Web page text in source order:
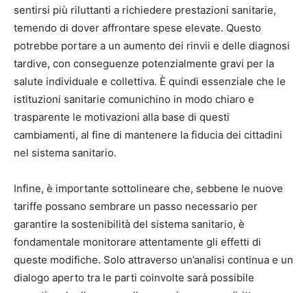
sentirsi più riluttanti a richiedere prestazioni sanitarie,
temendo di dover affrontare spese elevate. Questo
potrebbe portare a un aumento dei rinvii e delle diagnosi
tardive, con conseguenze potenzialmente gravi per la
salute individuale e collettiva. È quindi essenziale che le
istituzioni sanitarie comunichino in modo chiaro e
trasparente le motivazioni alla base di questi
cambiamenti, al fine di mantenere la fiducia dei cittadini
nel sistema sanitario.
Infine, è importante sottolineare che, sebbene le nuove
tariffe possano sembrare un passo necessario per
garantire la sostenibilità del sistema sanitario, è
fondamentale monitorare attentamente gli effetti di
queste modifiche. Solo attraverso un’analisi continua e un
dialogo aperto tra le parti coinvolte sarà possibile